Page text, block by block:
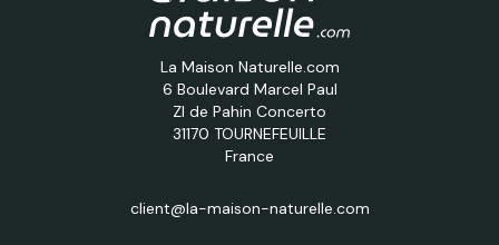
La Maison Naturelle.com
6 Boulevard Marcel Paul
ZI de Pahin Concerto
31170 TOURNEFEUILLE
France
client@la-maison-naturelle.com